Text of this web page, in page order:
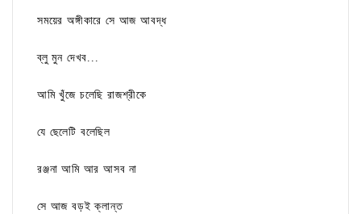
সময়ের অঙ্গীকারে সে আজ আবদ্ধ
ব্লু মুন দেখব...
আমি খুঁজে চলেছি রাজশ্রীকে
যে ছেলেটি বলেছিল
রঞ্জনা আমি আর আসব না
সে আজ বড়ই ক্লান্ত